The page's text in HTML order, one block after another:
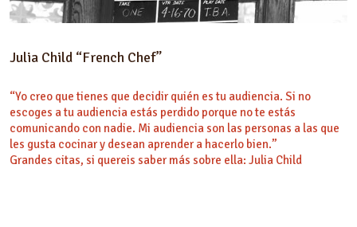
Julia Child “French Chef”
“Yo creo que tienes que decidir quién es tu audiencia. Si no
escoges a tu audiencia estás perdido porque no te estás
comunicando con nadie. Mi audiencia son las personas a las que
les gusta cocinar y desean aprender a hacerlo bien.”
Grandes citas, si quereis saber más sobre ella: Julia Child